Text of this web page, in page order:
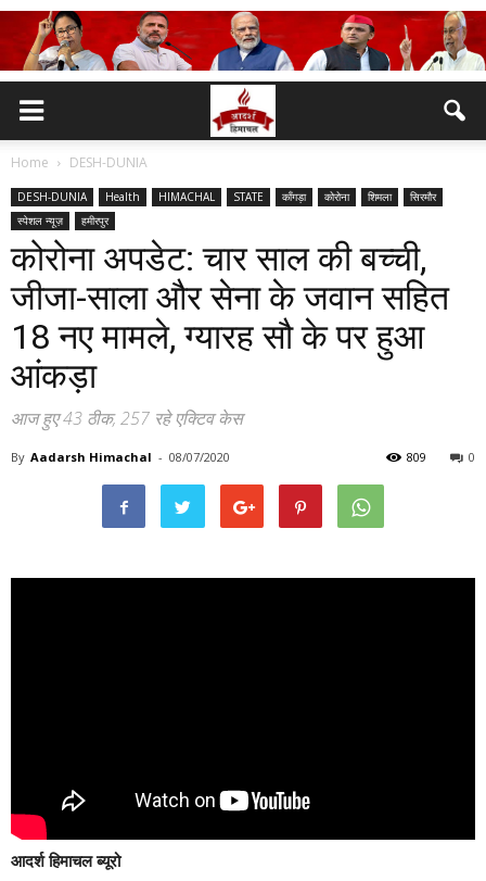
Home DESH-DUNIA
DESH-DUNIA Health HIMACHAL STATE काँगड़ा कोरोना शिमला
सिरमौर
स्पेशल न्यूज़
हमीरपुर
कोरोना अपडेट: चार साल की बच्ची,
जीजा-साला और सेना के जवान सहित
18 नए मामले, ग्यारह सौ के पर हुआ
आंकड़ा
आज हुए 43 ठीक, 257 रहे एक्टिव केस
By Aadarsh Himachal - 08/07/2020 0
809
आदर्श हिमाचल ब्यूरो